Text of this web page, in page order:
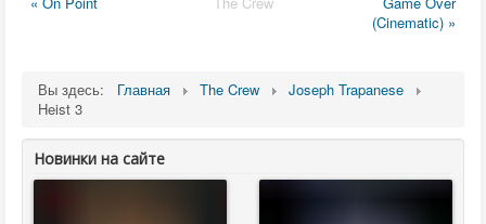
(Cinematic) »
Вы здесь: Главная The Crew
Joseph Trapanese
Heist 3
Новинки на сайте